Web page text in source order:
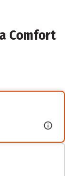
Comfort